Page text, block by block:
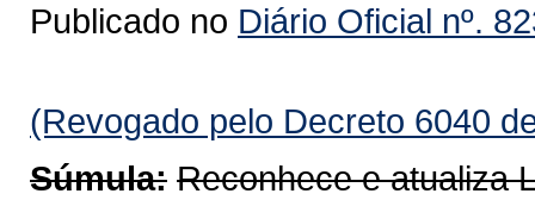
Publicado no Diário Oficial nº.
(Revogado pelo Decreto 6040
Súmula: Reconhece e atualiza